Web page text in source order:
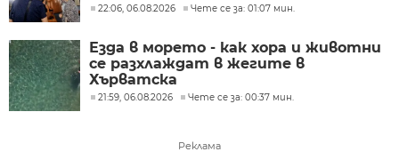
22:06, 06.08.2026 Чете се за: 01:07 мин.
Езда в морето - как хора и животни
се разхлаждат в жегите в
Хърватска
21:59, 06.08.2026 Чете се за: 00:37 мин.
Реклама